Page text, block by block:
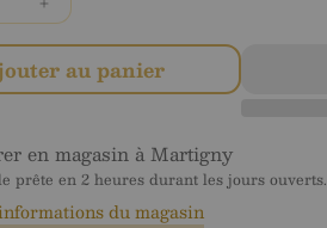
Augmenter
la
quantité
pour
mix
Silver
au panier
en magasin àMartigny
prête en 2 heures durant les jours ouverts.
du magasin